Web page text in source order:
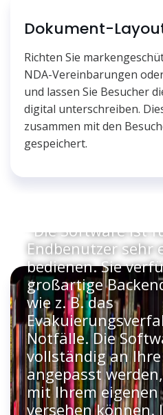
Dokument-
Richten Sie
NDA-Vereinbarungen
und lassen Sie Besucher
digital unterschreiben.
zusammen mit den
gespeichert.
"Die Software ist
Endbenutzer sehr
bedienen. Sie
großartige
wie z. B. das
Notfälle. Die
vollständig an
angepasst
mit Ihrem
versehen können.